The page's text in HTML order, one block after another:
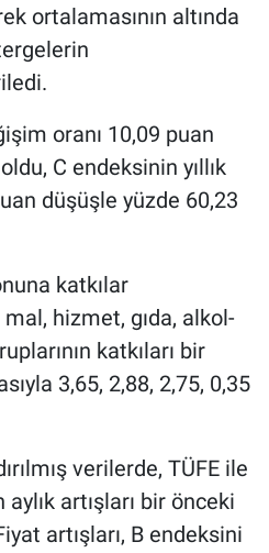
ortalamasının altında
oranı 10,09 puan
C endeksinin yıllık
düşüşle yüzde 60,23
katkılar
hizmet, gıda, alkol-
katkıları bir
3,65, 2,88, 2,75, 0,35
verilerde, TÜFE ile
artışları bir önceki
artışları, B endeksini